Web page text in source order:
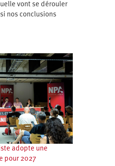
vont se dérouler
nos conclusions
adopte une
pour 2027